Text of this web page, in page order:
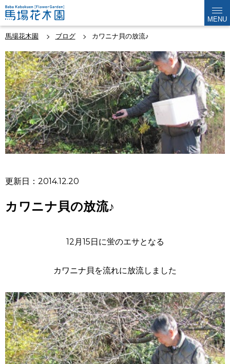
MENU
馬場花木園 ブログ カワニナ貝の放流♪
更新日：2014.12.20
カワニナ貝の放流♪
12月15日に蛍のエサとなる
カワニナ貝を流れに放流しました